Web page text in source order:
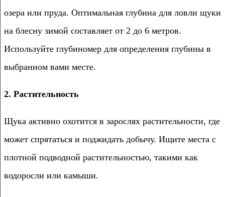
озера или пруда. Оптимальная глубина для ловли щуки
на блесну зимой составляет от 2 до 6 метров.
Используйте глубиномер для определения глубины в
выбранном вами месте.
2. Растительность
Щука активно охотится в зарослях растительности, где
может спрятаться и поджидать добычу. Ищите места с
плотной подводной растительностью, такими как
водоросли или камыши.